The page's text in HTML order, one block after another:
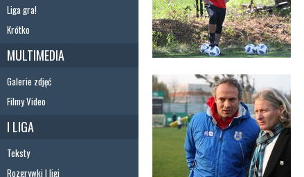
Liga gra!
Krótko
MULTIMEDIA
Galerie zdjęć
Filmy Video
I LIGA
Teksty
Rozgrywki I ligi